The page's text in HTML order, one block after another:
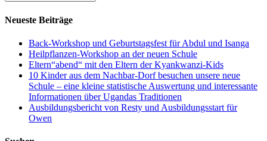
Neueste Beiträge
Back-Workshop und Geburtstagsfest für Abdul und Isanga
Heilpflanzen-Workshop an der neuen Schule
Eltern“abend“ mit den Eltern der Kyankwanzi-Kids
10 Kinder aus dem Nachbar-Dorf besuchen unsere neue
Schule – eine kleine statistische Auswertung und interessante
Informationen über Ugandas Traditionen
Ausbildungsbericht von Resty und Ausbildungsstart für
Owen